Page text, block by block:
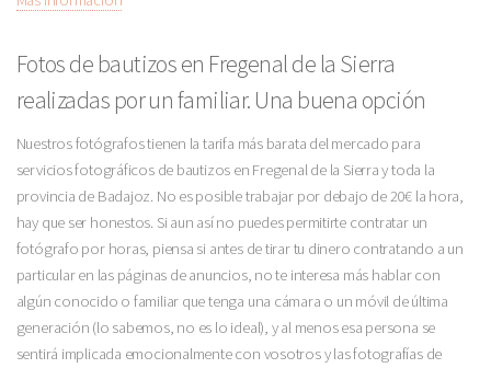
Fotos de bautizos en Fregenal de la Sierra
realizadas por un familiar. Una buena opción
Nuestros fotógrafos tienen la tarifa más barata del mercado para
servicios fotográficos de bautizos en Fregenal de la Sierra y toda la
provincia de Badajoz. No es posible trabajar por debajo de 20€ la hora,
hay que ser honestos. Si aun así no puedes permitirte contratar un
fotógrafo por horas, piensa si antes de tirar tu dinero contratando a un
particular en las páginas de anuncios, no te interesa más hablar con
algún conocido o familiar que tenga una cámara o un móvil de última
generación (lo sabemos, no es lo ideal), y al menos esa persona se
sentirá implicada emocionalmente con vosotros y las fotografías de